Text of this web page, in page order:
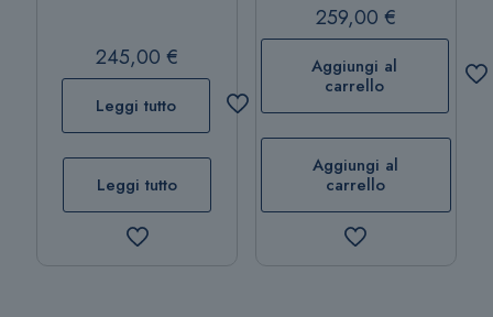
245,00€
Leggi tutto
Leggi tutto
259,00 €
Aggiungi al
carrello
Aggiungi al
carrello